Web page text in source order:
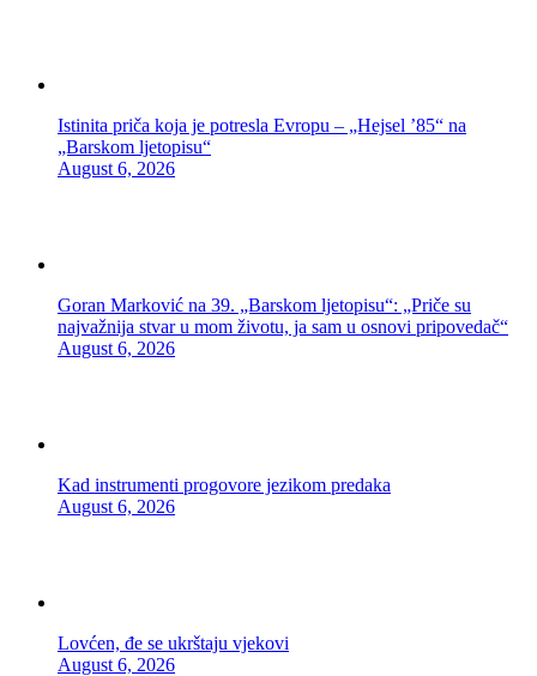
Istinita priča koja je potresla Evropu – „Hejsel ’85“ na
„Barskom ljetopisu“
August 6, 2026
Goran Marković na 39. „Barskom ljetopisu“: „Priče su
najvažnija stvar u mom životu, ja sam u osnovi pripovedač“
August 6, 2026
Kad instrumenti progovore jezikom predaka
August 6, 2026
Lovćen, đe se ukrštaju vjekovi
August 6, 2026